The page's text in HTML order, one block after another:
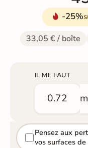
-25%
33,05 € / boîte
IL ME FAUT
Pensez aux
vos surfaces